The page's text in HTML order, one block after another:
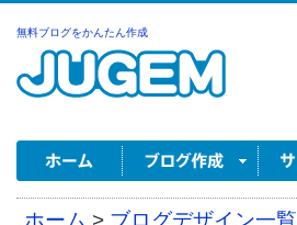
無料ブログをかんたん作成
ホーム > ブログデザイン一覧